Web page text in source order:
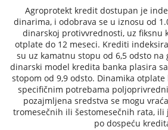
Agroprotekt kredit dostupan je
dinarima, i odobrava se u iznosu od
dinarskoj protivvrednosti, uz fiksnu
otplate do 12 meseci. Krediti
su uz kamatnu stopu od 6,5 odsto na
dinarski model kredita banka plasira
stopom od 9,9 odsto. Dinamika
specifičnim potrebama
pozajmljena sredstva se mogu
tromesečnih ili šestomesečnih rata, ili
po dospeću